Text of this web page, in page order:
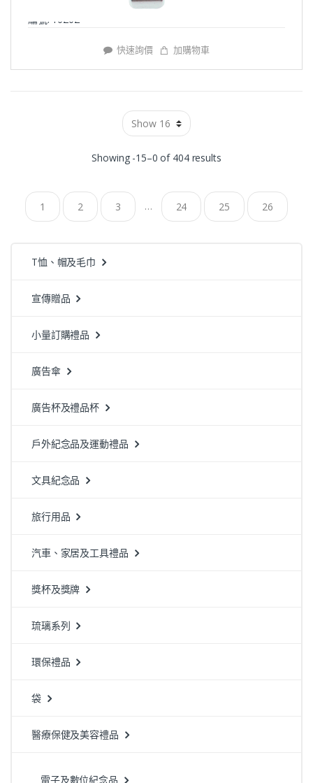
編號: Y0202
快速詢價 加購物車
Showing -15–0 of 404 results
1 2 3 … 24 25 26
T恤、帽及毛巾
宣傳贈品
小量訂購禮品
廣告傘
廣告杯及禮品杯
戶外紀念品及運動禮品
文具紀念品
旅行用品
汽車、家居及工具禮品
獎杯及獎牌
琉璃系列
環保禮品
袋
醫療保健及美容禮品
電子及數位紀念品